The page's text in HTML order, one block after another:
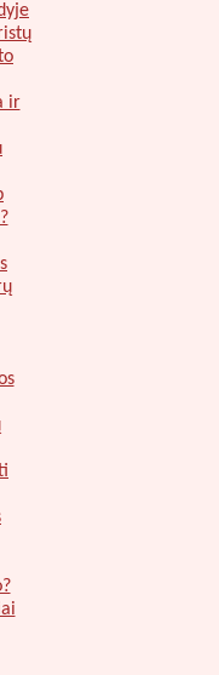
ir